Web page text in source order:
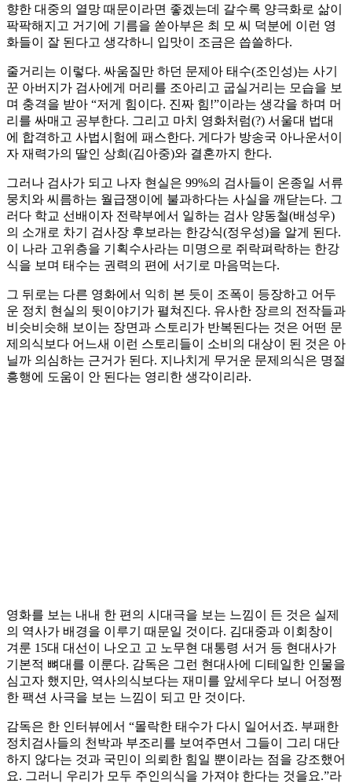
향한 대중의 열망 때문이라면 좋겠는데 갈수록 양극화로 삶이
팍팍해지고 거기에 기름을 쏟아부은 최 모 씨 덕분에 이런 영
화들이 잘 된다고 생각하니 입맛이 조금은 씁쓸하다.
줄거리는 이렇다. 싸움질만 하던 문제아 태수(조인성)는 사기
꾼 아버지가 검사에게 머리를 조아리고 굽실거리는 모습을 보
며 충격을 받아 “저게 힘이다. 진짜 힘!”이라는 생각을 하며 머
리를 싸매고 공부한다. 그리고 마치 영화처럼(?) 서울대 법대
에 합격하고 사법시험에 패스한다. 게다가 방송국 아나운서이
자 재력가의 딸인 상희(김아중)와 결혼까지 한다.
그러나 검사가 되고 나자 현실은 99%의 검사들이 온종일 서류
뭉치와 씨름하는 월급쟁이에 불과하다는 사실을 깨닫는다. 그
러다 학교 선배이자 전략부에서 일하는 검사 양동철(배성우)
의 소개로 차기 검사장 후보라는 한강식(정우성)을 알게 된다.
이 나라 고위층을 기획수사라는 미명으로 쥐락펴락하는 한강
식을 보며 태수는 권력의 편에 서기로 마음먹는다.
그 뒤로는 다른 영화에서 익히 본 듯이 조폭이 등장하고 어두
운 정치 현실의 뒷이야기가 펼쳐진다. 유사한 장르의 전작들과
비슷비슷해 보이는 장면과 스토리가 반복된다는 것은 어떤 문
제의식보다 어느새 이런 스토리들이 소비의 대상이 된 것은 아
닐까 의심하는 근거가 된다. 지나치게 무거운 문제의식은 명절
흥행에 도움이 안 된다는 영리한 생각이리라.
영화를 보는 내내 한 편의 시대극을 보는 느낌이 든 것은 실제
의 역사가 배경을 이루기 때문일 것이다. 김대중과 이회창이
겨룬 15대 대선이 나오고 고 노무현 대통령 서거 등 현대사가
기본적 뼈대를 이룬다. 감독은 그런 현대사에 디테일한 인물을
심고자 했지만, 역사의식보다는 재미를 앞세우다 보니 어정쩡
한 팩션 사극을 보는 느낌이 되고 만 것이다.
감독은 한 인터뷰에서 “몰락한 태수가 다시 일어서죠. 부패한
정치검사들의 천박과 부조리를 보여주면서 그들이 그리 대단
하지 않다는 것과 국민이 의뢰한 힘일 뿐이라는 점을 강조했어
요. 그러니 우리가 모두 주인의식을 가져야 한다는 것을요.”라